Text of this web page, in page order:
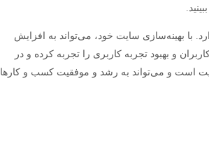
با بهینه‌سازی سایت خود، می‌تواند به افزایش
و بهبود تجربه کاربری را تجربه کرده و در
است و می‌تواند به رشد و موفقیت کسب و کارها